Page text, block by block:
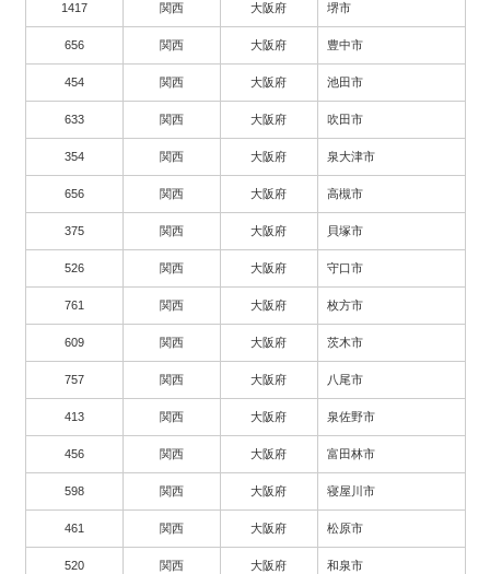
1417 関西 大阪府 堺市
656 関西 大阪府 豊中市
454 関西 大阪府 池田市
633 関西 大阪府 吹田市
354 関西 大阪府 泉大津市
656 関西 大阪府 高槻市
375 関西 大阪府 貝塚市
526 関西 大阪府 守口市
761 関西 大阪府 枚方市
609 関西 大阪府 茨木市
757 関西 大阪府 八尾市
413 関西 大阪府 泉佐野市
456 関西 大阪府 富田林市
598 関西 大阪府 寝屋川市
461 関西 大阪府 松原市
520 関西 大阪府 和泉市